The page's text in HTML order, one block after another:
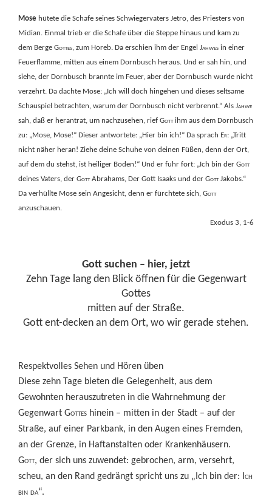
Mose hütete die Schafe seines Schwiegervaters Jetro, des Priesters von
Midian. Einmal trieb er die Schafe über die Steppe hinaus und kam zu
dem Berge Gottes , zum Horeb. Da erschien ihm der Engel Jahwes in einer
Feuerflamme, mitten aus einem Dornbusch heraus. Und er sah hin, und
siehe, der Dornbusch brannte im Feuer, aber der Dornbusch wurde nicht
verzehrt. Da dachte Mose: „Ich will doch hingehen und dieses seltsame
Schauspiel betrachten, warum der Dornbusch nicht verbrennt.“ Als Jahwe
sah, daß er herantrat, um nachzusehen, rief Gottihm aus dem Dornbusch
zu: „Mose, Mose!“ Dieser antwortete: „Hier bin ich!“ Da sprach Er: „Tritt
nicht näher heran! Ziehe deine Schuhe von deinen Füßen, denn der Ort,
auf dem du stehst, ist heiliger Boden!“ Und er fuhr fort: „Ich bin der Gott
deines Vaters, der GottAbrahams, Der Gott Isaaks und der GottJakobs.“
Da verhüllte Mose sein Angesicht, denn er fürchtete sich, Gott
anzuschauen.
Exodus 3, 1-6
Gott suchen – hier, jetzt
Zehn Tage lang den Blick öffnen für die Gegenwart
Gottes
mitten auf der Straße.
Gott ent-decken an dem Ort, wo wir gerade stehen.
Respektvolles Sehen und Hören üben
Diese zehn Tage bieten die Gelegenheit, aus dem
Gewohnten herauszutreten in die Wahrnehmung der
Gegenwart Gottes hinein – mitten in der Stadt – auf der
Straße, auf einer Parkbank, in den Augen eines Fremden,
an der Grenze, in Haftanstalten oder Krankenhäusern.
Gott, der sich uns zuwendet: gebrochen, arm, versehrt,
scheu, an den Rand gedrängt spricht uns zu „Ich bin der: Ich
bin da“.